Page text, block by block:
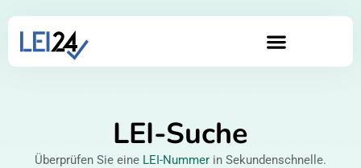
LEI-Suche
Überprüfen Sie eine LEI-Nummer in Sekundenschnelle.